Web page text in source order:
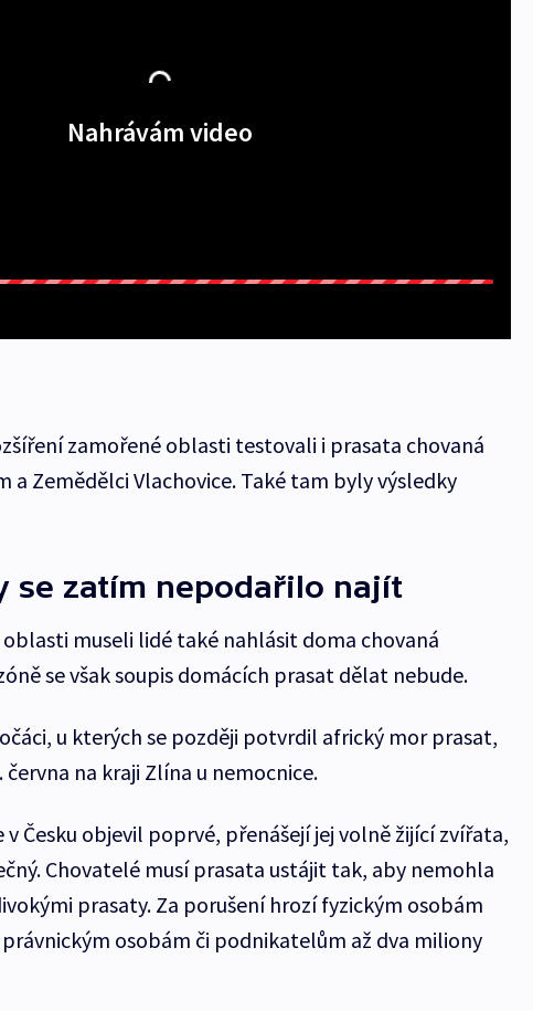
Nahrávám video
zamořené oblasti testovali i prasata chovaná
a Zemědělci Vlachovice. Také tam byly výsledky
se zatím nepodařilo najít
museli lidé také nahlásit doma chovaná
se však soupis domácích prasat dělat nebude.
u kterých se později potvrdil africký mor prasat,
června na kraji Zlína u nemocnice.
Česku objevil poprvé, přenášejí jej volně žijící zvířata,
Chovatelé musí prasata ustájit tak, aby nemohla
prasaty. Za porušení hrozí fyzickým osobám
právnickým osobám či podnikatelům až dva miliony